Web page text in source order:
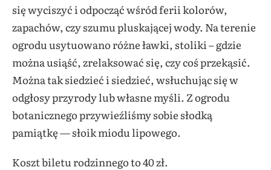
się wyciszyć i odpocząć wśród ferii kolorów,
zapachów, czy szumu pluskającej wody. Na terenie
ogrodu usytuowano różne ławki, stoliki – gdzie
można usiąść, zrelaksować się, czy coś przekąsić.
Można tak siedzieć i siedzieć, wsłuchując się w
odgłosy przyrody lub własne myśli. Z ogrodu
botanicznego przywieźliśmy sobie słodką
pamiątkę — słoik miodu lipowego.
Koszt biletu rodzinnego to 40 zł.